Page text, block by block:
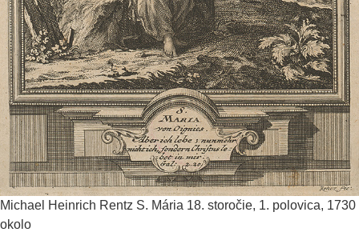
Michael Heinrich Rentz S. Mária 18. storočie, 1. polovica, 1730
okolo